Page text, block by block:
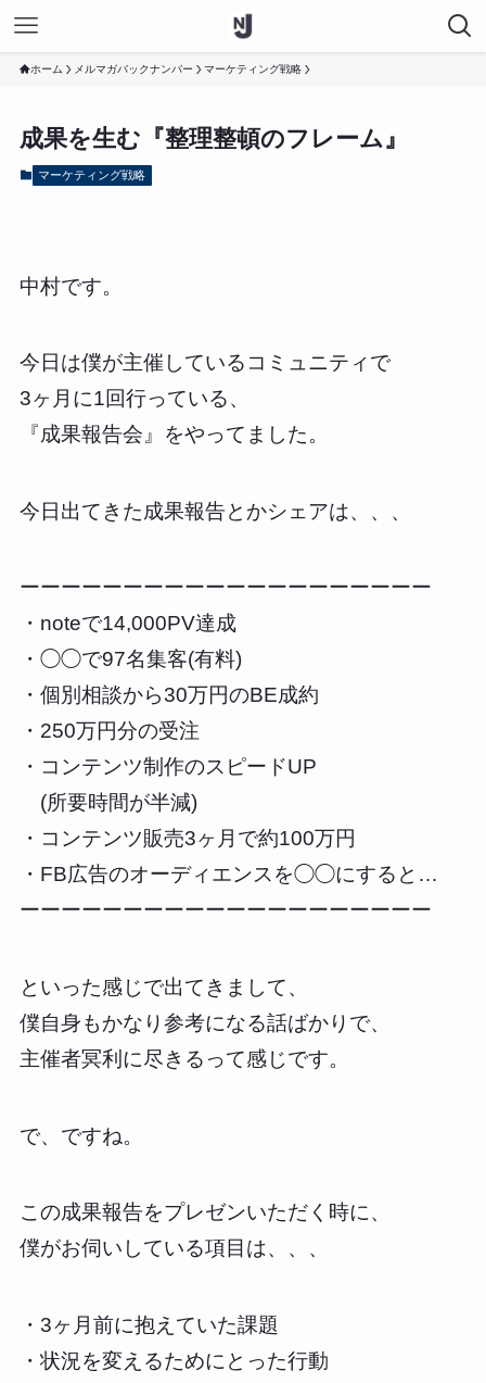
ホーム メルマガバックナンバー マーケティング戦略
成果を生む『整理整頓のフレーム』
マーケティング戦略
中村です。
今日は僕が主催しているコミュニティで
3ヶ月に1回行っている、
『成果報告会』をやってました。
今日出てきた成果報告とかシェアは、、、
ーーーーーーーーーーーーーーーーーーーー
・noteで14,000PV達成
・◯◯で97名集客(有料)
・個別相談から30万円のBE成約
・250万円分の受注
・コンテンツ制作のスピードUP
(所要時間が半減)
・コンテンツ販売3ヶ月で約100万円
・FB広告のオーディエンスを◯◯にすると…
ーーーーーーーーーーーーーーーーーーーー
といった感じで出てきまして、
僕自身もかなり参考になる話ばかりで、
主催者冥利に尽きるって感じです。
で、ですね。
この成果報告をプレゼンいただく時に、
僕がお伺いしている項目は、、、
・3ヶ月前に抱えていた課題
・状況を変えるためにとった行動